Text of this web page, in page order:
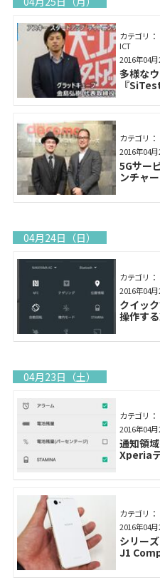
カテゴリ：
ICT
多様な
『
2016年04
カテゴリ：
5Gサー
ンチャ
2016年04
04月24日（日）
カテゴリ：
クイッ
操作す
2016年04
04月23日（土）
カテゴリ：
通知領
Xperia
2016年04
カテゴリ：
シリー
J1
2016年04